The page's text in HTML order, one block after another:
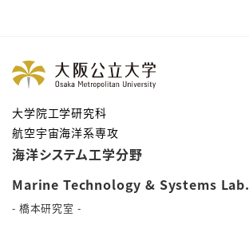
大学院工学研究科
航空宇宙海洋系専攻
海洋システム工学分野
Marine Technology & Systems Lab.
- 橋本研究室 -